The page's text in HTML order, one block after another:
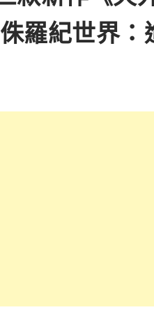
羅紀世界：